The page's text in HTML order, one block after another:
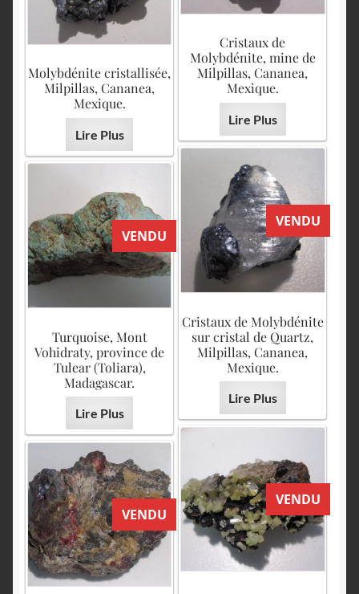
Cristaux de
Molybdénite, mine de
Milpillas, Cananea,
Mexique.
Lire Plus
Molybdénite cristallisée,
Milpillas, Cananea,
Mexique.
Lire Plus
VENDU
Cristaux de Molybdénite
sur cristal de Quartz,
Milpillas, Cananea,
Mexique.
Lire Plus
VENDU
Turquoise, Mont
Vohidraty, province de
Tulear (Toliara),
Madagascar.
Lire Plus
VENDU
VENDU